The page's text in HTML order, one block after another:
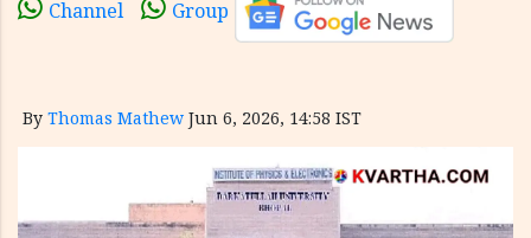
Channel Group
By Thomas Mathew Jun 6, 2026, 14:58 IST